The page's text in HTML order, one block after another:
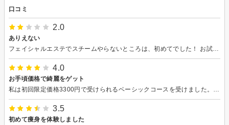
口コミ
2.0
ありえない
フェイシャルエステでスチームやらないところは、初めてでした！ お試しが安すぎるけどこれは酷い！ また行きたいと思わせない店でした
4.0
お手頃価格で綺麗をゲット
3.5
初めて痩身を体験しました